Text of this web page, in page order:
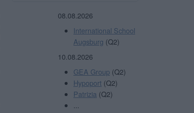
08.08.2026
International School
Augsburg (Q2)
10.08.2026
GEA Group (Q2)
Hypoport (Q2)
Patrizia (Q2)